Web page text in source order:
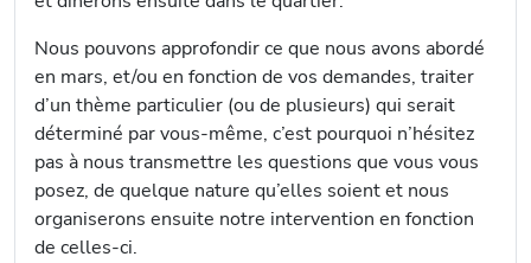
Nous pouvons approfondir ce que nous avons abordé
en mars, et/ou en fonction de vos demandes, traiter
d’un thème particulier (ou de plusieurs) qui serait
déterminé par vous-même, c’est pourquoi n’hésitez
pas à nous transmettre les questions que vous vous
posez, de quelque nature qu’elles soient et nous
organiserons ensuite notre intervention en fonction
de celles-ci.